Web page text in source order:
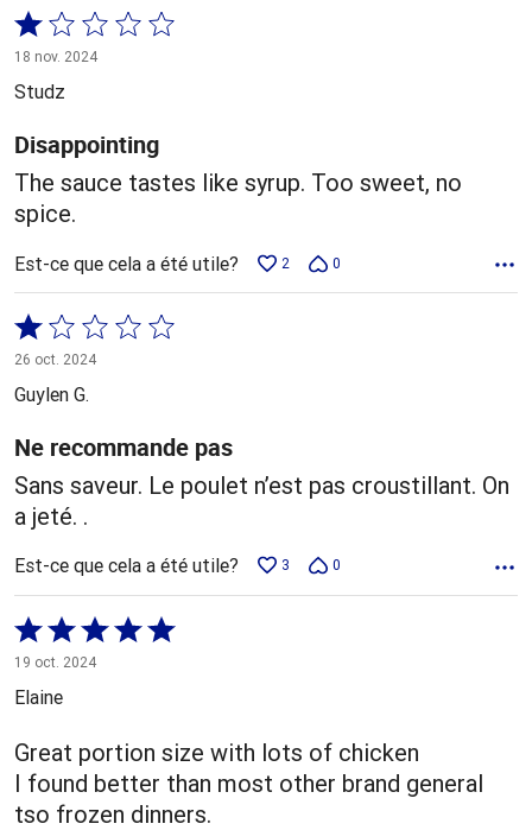
Coté
1 sur
5
18 nov. 2024
Studz
Disappointing
The sauce tastes like syrup. Too sweet, no
spice.
Est-ce que cela a été utile? 2 0
Coté
1 sur
5
26 oct. 2024
Guylen G.
Ne recommande pas
Sans saveur. Le poulet n’est pas croustillant. On
a jeté. .
Est-ce que cela a été utile? 3 0
Coté
5 sur
5
19 oct. 2024
Elaine
Great portion size with lots of chicken
I found better than most other brand general
tso frozen dinners.